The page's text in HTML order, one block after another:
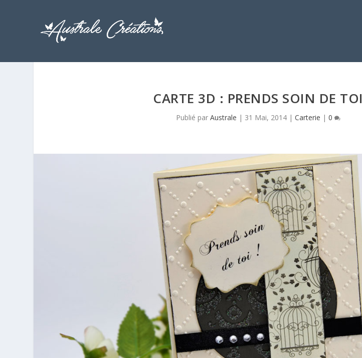
CARTE 3D : PRENDS SOIN DE TOI
Publié par Australe | 31 Mai, 2014| Carterie | 0